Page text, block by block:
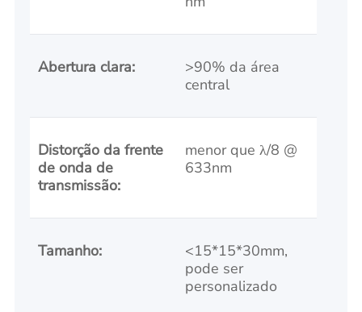
Abertura clara:
>90% da área
central
Distorção da frente
de onda de
transmissão:
menor que λ/8 @
633nm
Tamanho:
<15*15*30mm,
pode ser
personalizado